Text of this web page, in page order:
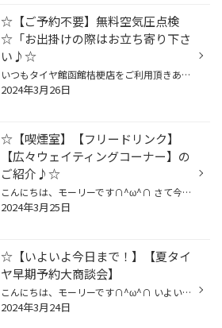
☆【ご予約不要】無料空気圧点検
☆「お出掛けの際はお立ち寄り下さ
い♪☆
いつもタイヤ館函館桔梗店をご利用頂きありがとうございます٩(^‿^)۶ タイヤの空気圧は自然と変動していくものなので 当店では1か月に一度、空気圧の点検を推奨していますが 皆様タイヤの空気圧チェックはお済ですか？？ タイヤ製造業発展の為設立された団体さんの調査では なんと！！4台に一台が空...
2024年3月26日
☆【喫煙室】【フリードリンク】
【広々ウェイティングコーナー】の
ご紹介♪☆
こんにちは、モーリーです∩^ω^∩ さて今日、ご紹介するのは… タイヤ館函館桔梗店には… 【喫煙所】ございます♪です∩^ω^∩ 今まで大事な事のご紹介をしていませんでしたね…申し訳ございませんm(_ _)m 店内分煙であずましーく一服して頂いて 広々ウェイティングコーナーではフリードリンクをお楽しみくだ...
2024年3月25日
☆【いよいよ今日まで！】【夏タイ
ヤ早期予約大商談会】
こんにちは、モーリーです∩^ω^∩ いよいよ今日まで 【夏タイヤ早期予約大商談会】最終日！！ と と。 2/23（金）〜3/31(日)まで 【プレミアムタイヤセール】も好評開催中です♪∩^ω^∩ 今、お持ちの夏タイヤは大丈夫ですか？？ こんな状態になっていませんか？ ① 使用年数が３～４以上経っている。 ② タ...
2024年3月24日